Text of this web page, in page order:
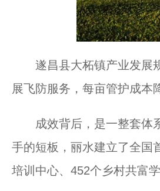
遂昌县大柘镇产业发展规
展飞防服务，每亩管护成本
成效背后，是一整套体系
手的短板，丽水建立了全国
培训中心、452个乡村共富